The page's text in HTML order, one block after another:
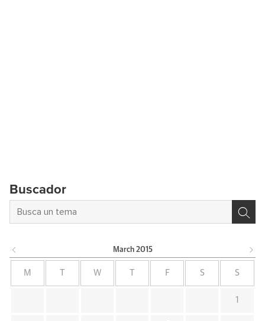
Buscador
March 2015
M W F S S
1